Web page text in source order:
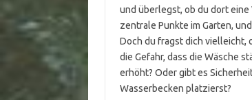
und überlegst, ob du dort eine
zentrale Punkte im Garten,
Doch du fragst dich vielleicht,
die Gefahr, dass die Wäsche
erhöht? Oder gibt es
Wasserbecken platzierst?